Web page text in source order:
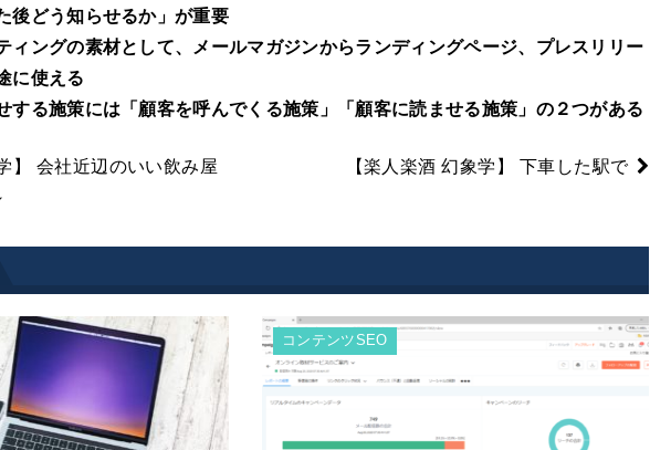
後どう知らせるか」が重要
ィングの素材として、メールマガジンからランディングページ、プレスリリー
に使える
する施策には「顧客を呼んでくる施策」「顧客に読ませる施策」の２つがある
】 会社近辺のいい飲み屋
【楽人楽酒 幻象学】 下車した駅で
コンテンツSEO